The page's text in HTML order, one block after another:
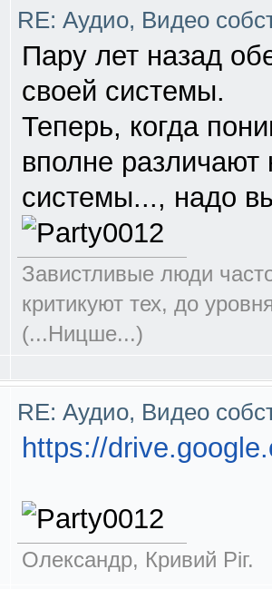
RE: Аудио, Видео
Пару лет назад
своей системы.
Теперь, когда
вполне различают
системы..., надо
Завистливые люди
критикуют тех, до
(...Ницше...)
RE: Аудио, Видео
https://
Олександр, Кривий Рiг.